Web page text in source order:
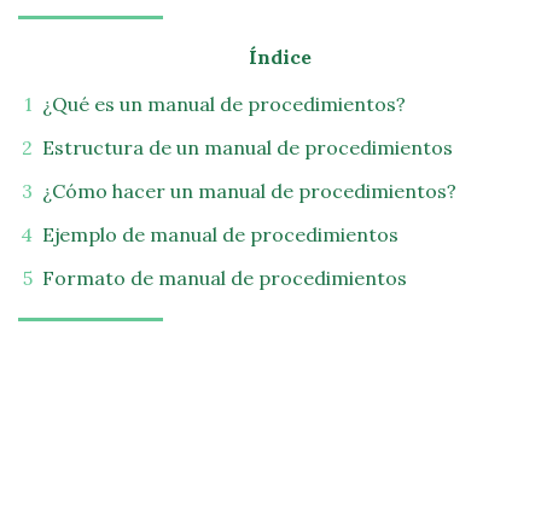
Índice
¿Qué es un manual de procedimientos?
Estructura de un manual de procedimientos
¿Cómo hacer un manual de procedimientos?
Ejemplo de manual de procedimientos
Formato de manual de procedimientos